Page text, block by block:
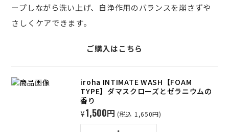
ープしながら洗い上げ、自浄作用のバランスを崩さずや
さしくケアできます。
ご購入はこちら
iroha INTIMATE WASH【FOAM
TYPE】ダマスクローズとゼラニウムの
香り
¥1,500円 (税込 1,650円)